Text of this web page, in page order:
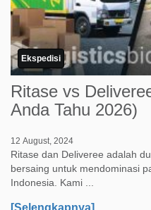
Ekspedisi
Ritase vs
Anda Tahu 2026)
12 August, 2024
Ritase dan Deliveree adalah
bersaing untuk mendominasi
Indonesia. Kami ...
[Selengkapnya]